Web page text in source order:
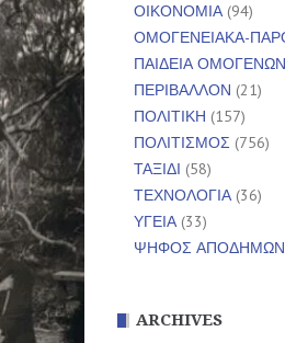
ΟΙΚΟΝΟΜΙΑ(94)
ΟΜΟΓΕΝΕΙΑΚΑ-
ΠΑΙΔΕΙΑ ΟΜΟΓΕΝΩΝ
ΠΕΡΙΒΑΛΛΟΝ (21)
ΠΟΛΙΤΙΚΗ (157)
ΠΟΛΙΤΙΣΜΟΣ (756)
ΤΑΞΙΔΙ (58)
ΤΕΧΝΟΛΟΓΙΑ(36)
ΥΓΕΙΑ(33)
ΨΗΦΟΣ ΑΠΟΔΗΜΩΝ
ARCHIVES